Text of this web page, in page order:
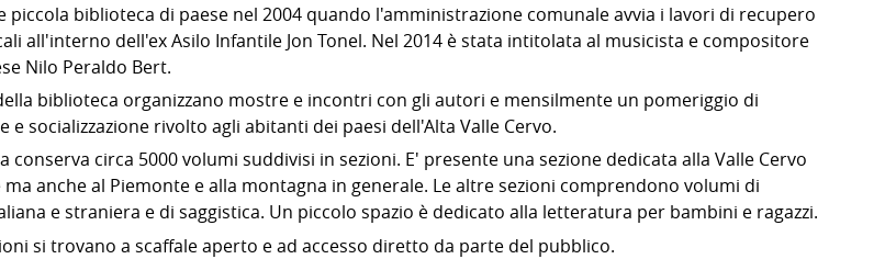
piccola biblioteca di paese nel 2004 quando l'amministrazione comunale avvia i lavori di recupero
all'interno dell'ex Asilo Infantile Jon Tonel. Nel 2014 è stata intitolata al musicista e compositore
Nilo Peraldo Bert.
biblioteca organizzano mostre e incontri con gli autori e mensilmente un pomeriggio di
e socializzazione rivolto agli abitanti dei paesi dell'Alta Valle Cervo.
conserva circa 5000 volumi suddivisi in sezioni. E' presente una sezione dedicata alla Valle Cervo
ma anche al Piemonte e alla montagna in generale. Le altre sezioni comprendono volumi di
e straniera e di saggistica. Un piccolo spazio è dedicato alla letteratura per bambini e ragazzi.
si trovano a scaffale aperto e ad accesso diretto da parte del pubblico.